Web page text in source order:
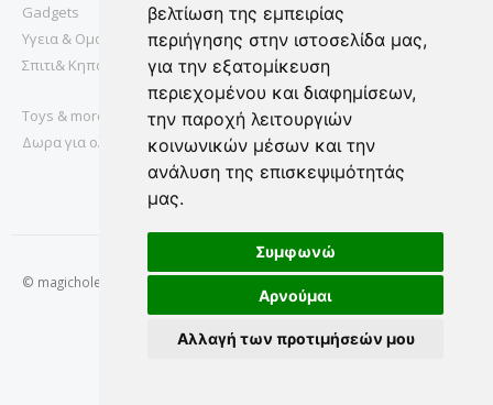
βελτίωση της εμπειρίας
περιήγησης στην ιστοσελίδα μας,
για την εξατομίκευση
περιεχομένου και διαφημίσεων,
την παροχή λειτουργιών
κοινωνικών μέσων και την
ανάλυση της επισκεψιμότητάς
μας.
Συμφωνώ
Αρνούμαι
Αλλαγή των προτιμήσεών μου
Gadgets
Υγεια & Ομορφια
Σπιτι& Κηπος
Toys & more
Δωρα για ολους
© magichole.gr 2022. All Rights Reserved.